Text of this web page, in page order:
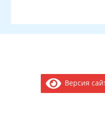
Версия